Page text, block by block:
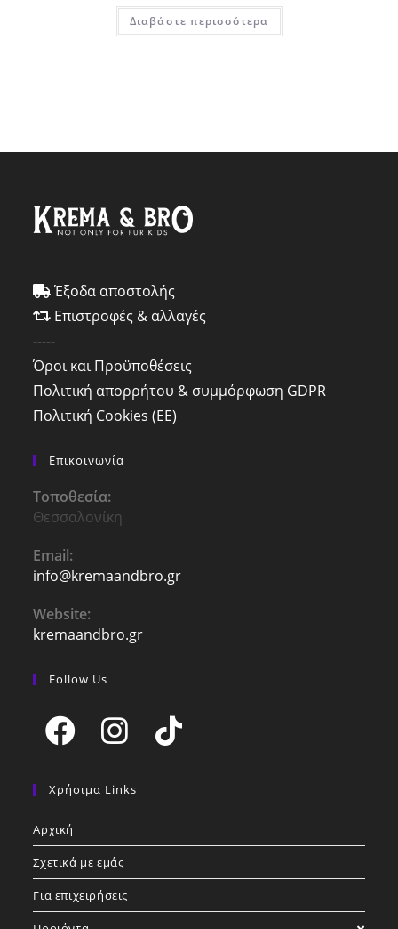
Διαβάστε περισσότερα
Έξοδα αποστολής
Επιστροφές & αλλαγές
-----
Όροι και Προϋποθέσεις
Πολιτική απορρήτου & συμμόρφωση GDPR
Πολιτική Cookies (ΕΕ)
Επικοινωνία
Τοποθεσία:
Θεσσαλονίκη
Email:
info@kremaandbro.grOpens
Website:
kremaandbro.gr
Follow Us
in
new
in
Χρήσιμα Links
Αρχική
Σχετικά με εμάς
Για επιχειρήσεις